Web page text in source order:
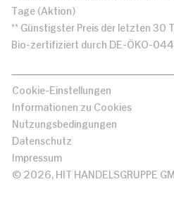
Tage (Aktion)
** Günstigster Preis der letzten 30
Bio-zertifiziert durch DE-ÖKO-044
Cookie-Einstellungen
Informationen zu Cookies
Nutzungsbedingungen
Datenschutz
Impressum
© 2026, HIT HANDELSGRUPPE